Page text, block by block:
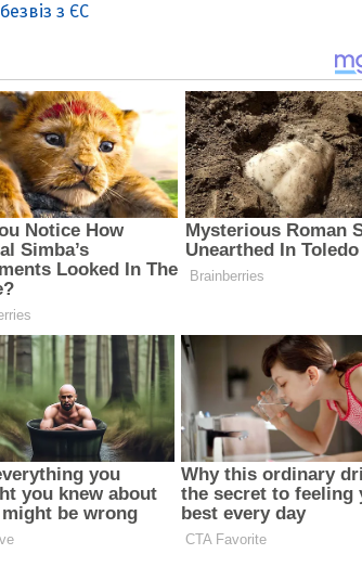
безвіз з ЄС